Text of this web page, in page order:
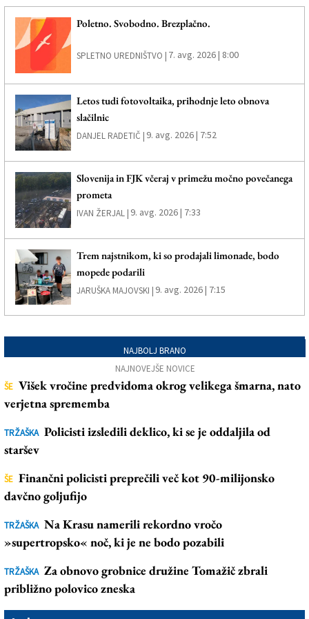
Poletno. Svobodno. Brezplačno.
SPLETNO UREDNIŠTVO | 7. avg. 2026 | 8:00
Letos tudi fotovoltaika, prihodnje leto obnova
slačilnic
DANJEL RADETIČ | 9. avg. 2026 | 7:52
Slovenija in FJK včeraj v primežu močno povečanega
prometa
IVAN ŽERJAL | 9. avg. 2026 | 7:33
Trem najstnikom, ki so prodajali limonade, bodo
mopede podarili
JARUŠKA MAJOVSKI | 9. avg. 2026 | 7:15
NAJBOLJ BRANO
NAJNOVEJŠE NOVICE
ŠE Višek vročine predvidoma okrog velikega šmarna, nato
verjetna sprememba
TRŽAŠKA Policisti izsledili deklico, ki se je oddaljila od
staršev
ŠE Finančni policisti preprečili več kot 90-milijonsko
davčno goljufijo
TRŽAŠKA Na Krasu namerili rekordno vročo
»supertropsko« noč, ki je ne bodo pozabili
TRŽAŠKA Za obnovo grobnice družine Tomažič zbrali
približno polovico zneska